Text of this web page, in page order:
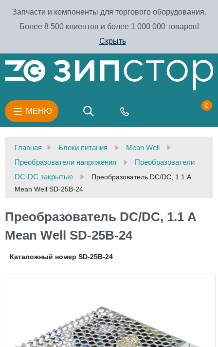
Запчасти и компоненты для торгового оборудования.
Более 8 500 клиентов и более 1 000 000 товаров!
Скрыть
МЕНЮ
0
Главная Блоки питания
Mean Well
Преобразователи напряжения
Преобразователи
DC-DC закрытые
Преобразователь DC/DC, 1.1 А
Mean Well SD-25B-24
Преобразователь DC/DC, 1.1 А
Mean Well SD-25B-24
Каталожный номер SD-25B-24